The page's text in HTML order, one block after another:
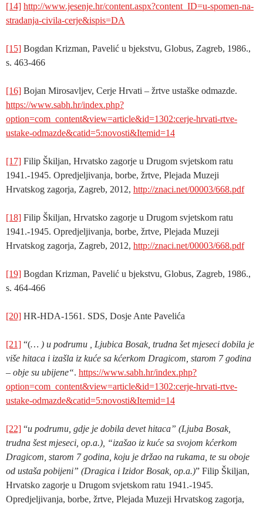
[14] http://www.jesenje.hr/content.aspx?content_ID=u-spomen-na-
stradanja-civila-cerje&ispis=DA
[15] Bogdan Krizman, Pavelić u bjekstvu, Globus, Zagreb, 1986.,
s. 463-466
[16] Bojan Mirosavljev, Cerje Hrvati – žrtve ustaške odmazde.
https://www.sabh.hr/index.php?
option=com_content&view=article&id=1302:cerje-hrvati-rtve-
ustake-odmazde&catid=5:novosti&Itemid=14
[17] Filip Škiljan, Hrvatsko zagorje u Drugom svjetskom ratu
1941.-1945. Opredjeljivanja, borbe, žrtve, Plejada Muzeji
Hrvatskog zagorja, Zagreb, 2012, http://znaci.net/00003/668.pdf
[18] Filip Škiljan, Hrvatsko zagorje u Drugom svjetskom ratu
1941.-1945. Opredjeljivanja, borbe, žrtve, Plejada Muzeji
Hrvatskog zagorja, Zagreb, 2012, http://znaci.net/00003/668.pdf
[19] Bogdan Krizman, Pavelić u bjekstvu, Globus, Zagreb, 1986.,
s. 464-466
[20] HR-HDA-1561. SDS, Dosje Ante Pavelića
[21] “(… ) u podrumu , Ljubica Bosak, trudna šet mjeseci dobila je
više hitaca i izašla iz kuće sa kćerkom Dragicom, starom 7 godina
– obje su ubijene“. https://www.sabh.hr/index.php?
option=com_content&view=article&id=1302:cerje-hrvati-rtve-
ustake-odmazde&catid=5:novosti&Itemid=14
[22] “u podrumu, gdje je dobila devet hitaca” (Ljuba Bosak,
trudna šest mjeseci, op.a.), “izašao iz kuće sa svojom kćerkom
Dragicom, starom 7 godina, koju je držao na rukama, te su oboje
od ustaša pobijeni” (Dragica i Izidor Bosak, op.a.)” Filip Škiljan,
Hrvatsko zagorje u Drugom svjetskom ratu 1941.-1945.
Opredjeljivanja, borbe, žrtve, Plejada Muzeji Hrvatskog zagorja,